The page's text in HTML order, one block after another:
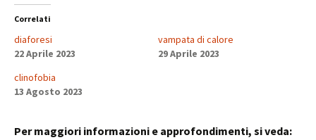
Correlati
diaforesi
22 Aprile 2023
vampata di calore
29 Aprile 2023
clinofobia
13 Agosto 2023
Per maggiori informazioni e approfondimenti, si veda: